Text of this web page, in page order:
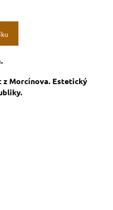
z Morcínova. Estetický